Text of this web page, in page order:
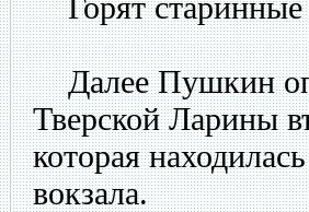
Далее Пушкин
Тверской Ларины
которая
вокзала.